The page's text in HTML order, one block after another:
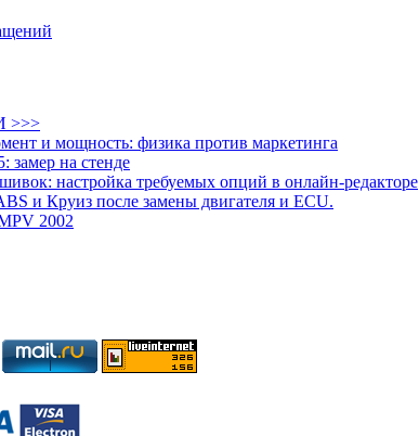
>>>
и мощность: физика против маркетинга
замер на стенде
настройка требуемых опций в онлайн-редакторе
и Круиз после замены двигателя и ECU.
2002